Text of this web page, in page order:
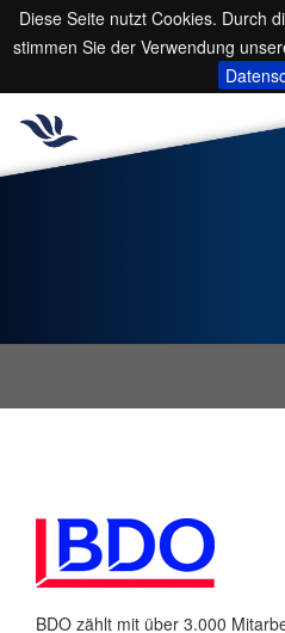
Diese Seite nutzt Cookies. Durch
stimmen Sie der Verwendung
BDO zählt mit über 3.000